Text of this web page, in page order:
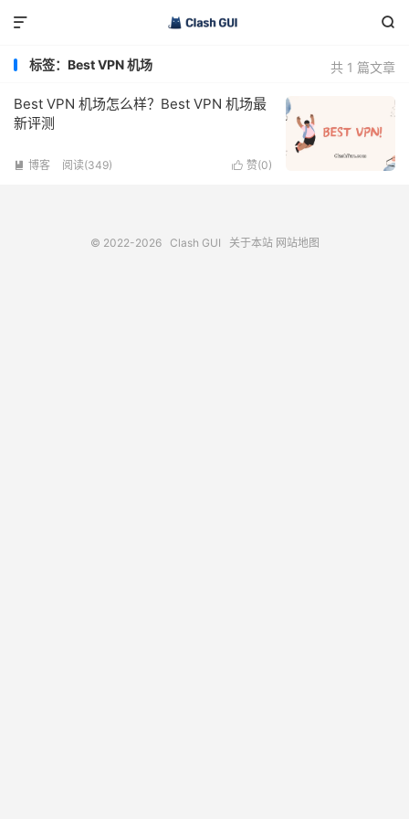


共 1 篇文章
标签：Best VPN 机场
Best VPN 机场怎么样？Best VPN 机场最
新评测
 赞(0)
 博客 阅读(349)
© 2022-2026 Clash GUI 关于本站 网站地图